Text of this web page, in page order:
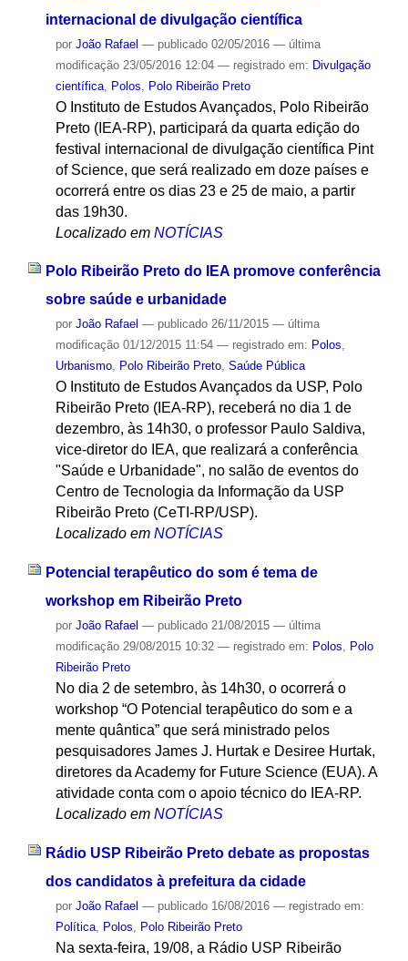
internacional de divulgação científica
por João Rafael — publicado02/05/2016 — última
modificação23/05/2016 12:04 — registrado em: Divulgação
científica, Polos Polo Ribeirão Preto
O Instituto de Estudos Avançados, Polo Ribeirão
Preto (IEA-RP), participará da quarta edição do
festival internacional de divulgação científica Pint
of Science, que será realizado em doze países e
ocorrerá entre os dias 23 e 25 de maio, a partir
das 19h30.
Localizado em NOTÍCIAS
Polo Ribeirão Preto do IEA promove conferência
sobre saúde e urbanidade
por João Rafael — publicado26/11/2015 — última
modificação01/12/2015 11:54 — registrado em: Polos,
Urbanismo, Polo Ribeirão Preto, Saúde Pública
O Instituto de Estudos Avançados da USP, Polo
Ribeirão Preto (IEA-RP), receberá no dia 1 de
dezembro, às 14h30, o professor Paulo Saldiva,
vice-diretor do IEA, que realizará a conferência
"Saúde e Urbanidade", no salão de eventos do
Centro de Tecnologia da Informação da USP
Ribeirão Preto (CeTI-RP/USP).
Localizado em NOTÍCIAS
Potencial terapêutico do som é tema de
workshop em Ribeirão Preto
por João Rafael — publicado21/08/2015 — última
modificação29/08/2015 10:32 — registrado em: Polos, Polo
Ribeirão Preto
No dia 2 de setembro, às 14h30, o ocorrerá o
workshop “O Potencial terapêutico do som e a
mente quântica” que será ministrado pelos
pesquisadores James J. Hurtak e Desiree Hurtak,
diretores da Academy for Future Science (EUA). A
atividade conta com o apoio técnico do IEA-RP.
Localizado em NOTÍCIAS
Rádio USP Ribeirão Preto debate as propostas
dos candidatos à prefeitura da cidade
por João Rafael — publicado16/08/2016 — registrado em:
Política, Polos Polo Ribeirão Preto
Na sexta-feira, 19/08, a Rádio USP Ribeirão